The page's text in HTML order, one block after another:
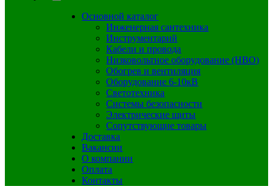
Основной каталог
Инженерная сантехника
Инструментарий
Кабели и провода
Низковольтное оборудование (НВО)
Обогрев и вентиляция
Оборудование 6-10кВ
Светотехника
Системы безопасности
Электрические щиты
Сопутствующие товары
Доставка
Вакансии
О компании
Оплата
Контакты